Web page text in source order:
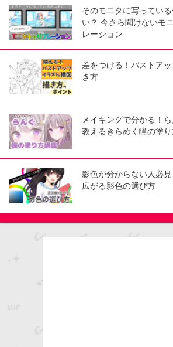
そのモニタに写ってい
い？ 今さら聞けないモ
レーション
差をつける！バストア
き方
メイキングで分かる！
教えるきらめく瞳の塗
影色が分からない人必
広がる影色の選び方